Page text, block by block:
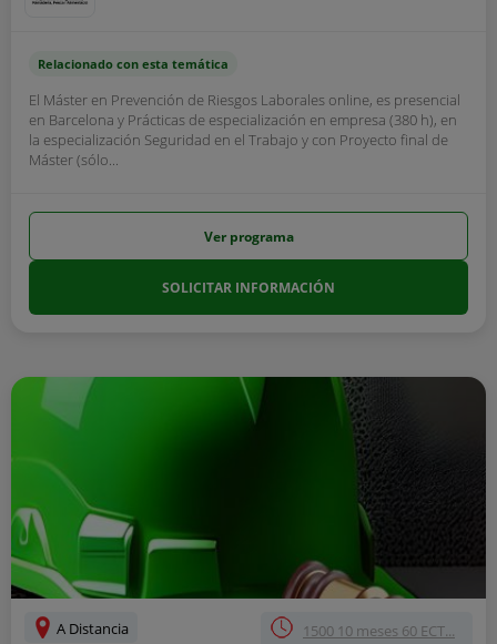
Relacionado con esta temática
El Máster en Prevención de Riesgos Laborales online, es presencial
en Barcelona y Prácticas de especialización en empresa (380 h), en
la especialización Seguridad en el Trabajo y con Proyecto final de
Máster (sólo...
Ver programa
SOLICITAR INFORMACIÓN
A Distancia 1500 10 meses 60 ECT...